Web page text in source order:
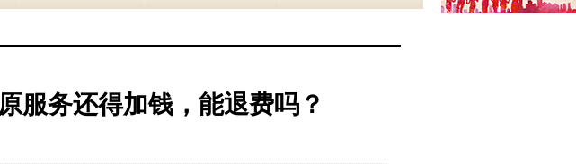
服务还得加钱，能退费吗？